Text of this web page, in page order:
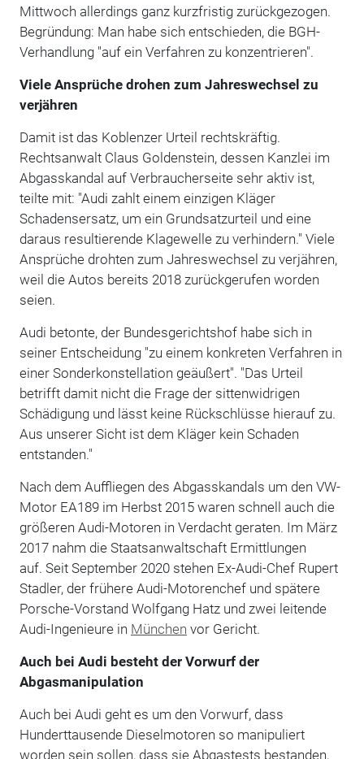
Mittwoch allerdings ganz kurzfristig zurückgezogen.
Begründung: Man habe sich entschieden, die BGH-
Verhandlung "auf ein Verfahren zu konzentrieren".
Viele Ansprüche drohen zum Jahreswechsel zu
verjähren
Damit ist das Koblenzer Urteil rechtskräftig.
Rechtsanwalt Claus Goldenstein, dessen Kanzlei im
Abgasskandal auf Verbraucherseite sehr aktiv ist,
teilte mit: "Audi zahlt einem einzigen Kläger
Schadensersatz, um ein Grundsatzurteil und eine
daraus resultierende Klagewelle zu verhindern." Viele
Ansprüche drohten zum Jahreswechsel zu verjähren,
weil die Autos bereits 2018 zurückgerufen worden
seien.
Audi betonte, der Bundesgerichtshof habe sich in
seiner Entscheidung "zu einem konkreten Verfahren in
einer Sonderkonstellation geäußert". "Das Urteil
betrifft damit nicht die Frage der sittenwidrigen
Schädigung und lässt keine Rückschlüsse hierauf zu.
Aus unserer Sicht ist dem Kläger kein Schaden
entstanden."
Nach dem Auffliegen des Abgasskandals um den VW-
Motor EA189 im Herbst 2015 waren schnell auch die
größeren Audi-Motoren in Verdacht geraten. Im März
2017 nahm die Staatsanwaltschaft Ermittlungen
auf. Seit September 2020 stehen Ex-Audi-Chef Rupert
Stadler, der frühere Audi-Motorenchef und spätere
Porsche-Vorstand Wolfgang Hatz und zwei leitende
Audi-Ingenieure in München vor Gericht.
Auch bei Audi besteht der Vorwurf der
Abgasmanipulation
Auch bei Audi geht es um den Vorwurf, dass
Hunderttausende Dieselmotoren so manipuliert
worden sein sollen, dass sie Abgastests bestanden,